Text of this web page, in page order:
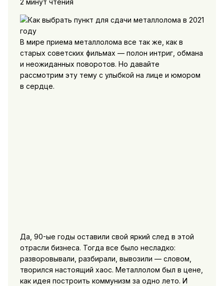
В мире приема металлолома все так же, как в
старых советских фильмах — полон интриг, обмана
и неожиданных поворотов. Но давайте
рассмотрим эту тему с улыбкой на лице и юмором
в сердце.
Да, 90-ые годы оставили свой яркий след в этой
отрасли бизнеса. Тогда все было несладко:
разворовывали, разбирали, вывозили — словом,
творился настоящий хаос. Металлолом был в цене,
как идея построить коммунизм за одно лето. И